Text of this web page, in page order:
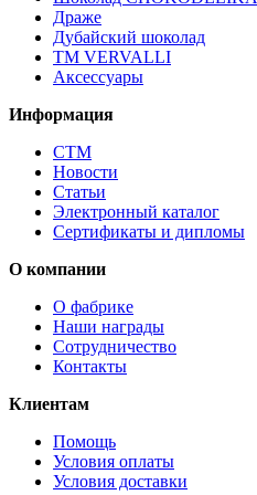
Драже
Дубайский шоколад
ТМ VERVALLI
Аксессуары
Информация
СТМ
Новости
Статьи
Электронный каталог
Сертификаты и дипломы
О компании
О фабрике
Наши награды
Сотрудничество
Контакты
Клиентам
Помощь
Условия оплаты
Условия доставки